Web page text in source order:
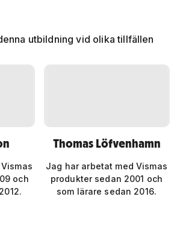
utbildning vid olika tillfällen
och
Thomas Löfvenhamn
Jag har arbetat med Vismas
produkter sedan 2001 och
som lärare sedan 2016.